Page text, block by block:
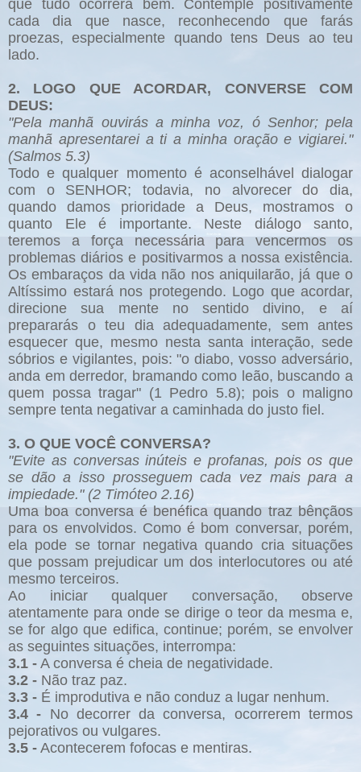
que tudo ocorrerá bem. Contemple positivamente
cada dia que nasce, reconhecendo que farás
proezas, especialmente quando tens Deus ao teu
lado.
2. LOGO QUE ACORDAR, CONVERSE COM
DEUS:
"Pela manhã ouvirás a minha voz, ó Senhor; pela
manhã apresentarei a ti a minha oração e vigiarei."
(Salmos 5.3)
Todo e qualquer momento é aconselhável dialogar
com o SENHOR; todavia, no alvorecer do dia,
quando damos prioridade a Deus, mostramos o
quanto Ele é importante. Neste diálogo santo,
teremos a força necessária para vencermos os
problemas diários e positivarmos a nossa existência.
Os embaraços da vida não nos aniquilarão, já que o
Altíssimo estará nos protegendo. Logo que acordar,
direcione sua mente no sentido divino, e aí
prepararás o teu dia adequadamente, sem antes
esquecer que, mesmo nesta santa interação, sede
sóbrios e vigilantes, pois: "o diabo, vosso adversário,
anda em derredor, bramando como leão, buscando a
quem possa tragar" (1 Pedro 5.8); pois o maligno
sempre tenta negativar a caminhada do justo fiel.
3. O QUE VOCÊ CONVERSA?
"Evite as conversas inúteis e profanas, pois os que
se dão a isso prosseguem cada vez mais para a
impiedade." (2 Timóteo 2.16)
Uma boa conversa é benéfica quando traz bênçãos
para os envolvidos. Como é bom conversar, porém,
ela pode se tornar negativa quando cria situações
que possam prejudicar um dos interlocutores ou até
mesmo terceiros.
Ao iniciar qualquer conversação, observe
atentamente para onde se dirige o teor da mesma e,
se for algo que edifica, continue; porém, se envolver
as seguintes situações, interrompa:
3.1 - A conversa é cheia de negatividade.
3.2 - Não traz paz.
3.3 - É improdutiva e não conduz a lugar nenhum.
3.4 - No decorrer da conversa, ocorrerem termos
pejorativos ou vulgares.
3.5 - Acontecerem fofocas e mentiras.